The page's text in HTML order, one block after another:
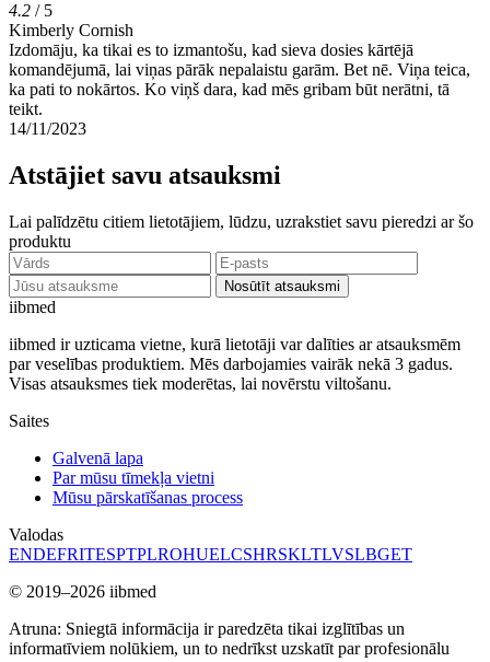
4.2 / 5
Kimberly Cornish
Izdomāju, ka tikai es to izmantošu, kad sieva dosies kārtējā
komandējumā, lai viņas pārāk nepalaistu garām. Bet nē. Viņa teica,
ka pati to nokārtos. Ko viņš dara, kad mēs gribam būt nerātni, tā
teikt.
14/11/2023
Atstājiet savu atsauksmi
Lai palīdzētu citiem lietotājiem, lūdzu, uzrakstiet savu pieredzi ar šo
produktu
Nosūtīt atsauksmi
iibmed
iibmed ir uzticama vietne, kurā lietotāji var dalīties ar atsauksmēm
par veselības produktiem. Mēs darbojamies vairāk nekā 3 gadus.
Visas atsauksmes tiek moderētas, lai novērstu viltošanu.
Saites
Galvenā lapa
Par mūsu tīmekļa vietni
Mūsu pārskatīšanas process
Valodas
ENDEFRITESPTPLROHUELCSHRSKLTLVSLBGET
© 2019–2026 iibmed
Atruna: Sniegtā informācija ir paredzēta tikai izglītības un
informatīviem nolūkiem, un to nedrīkst uzskatīt par profesionālu